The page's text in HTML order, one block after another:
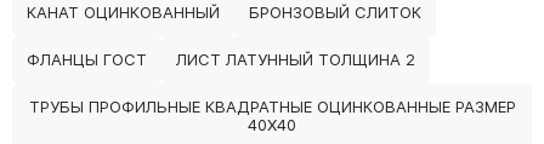
КАНАТ ОЦИНКОВАННЫЙ БРОНЗОВЫЙ СЛИТОК
ФЛАНЦЫ ГОСТ ЛИСТ ЛАТУННЫЙ ТОЛЩИНА 2
ТРУБЫ ПРОФИЛЬНЫЕ КВАДРАТНЫЕ ОЦИНКОВАННЫЕ РАЗМЕР
40Х40